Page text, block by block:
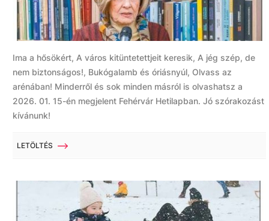
Ima a hősökért, A város kitüntetettjeit keresik, A jég szép, de
nem biztonságos!, Bukógalamb és óriásnyúl, Olvass az
arénában! Minderről és sok minden másról is olvashatsz a
2026. 01. 15-én megjelent Fehérvár Hetilapban. Jó szórakozást
kívánunk!
LETÖLTÉS